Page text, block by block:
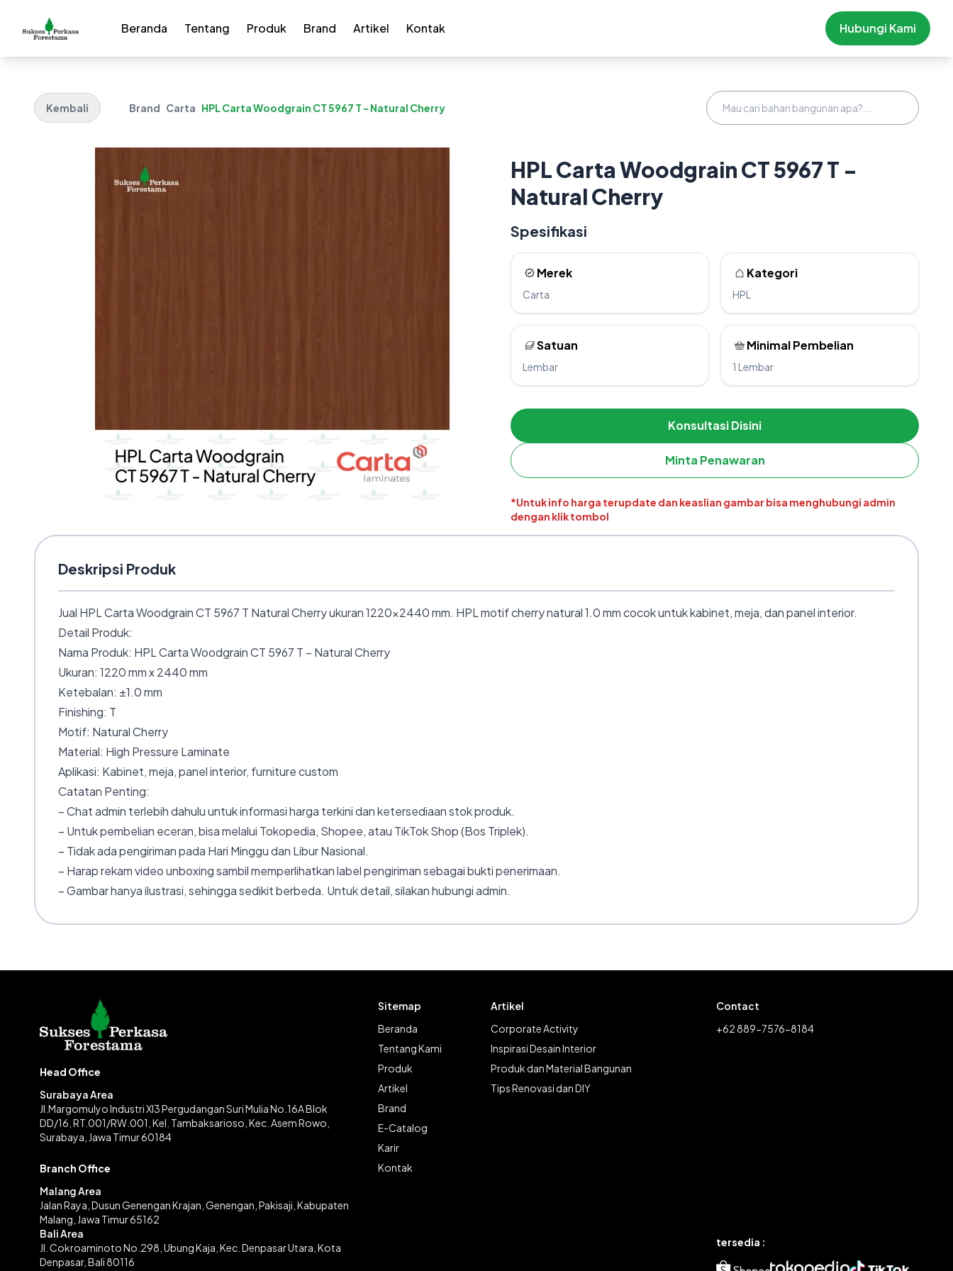
Beranda Tentang Produk Brand Artikel Kontak Hubungi Kami
Kembali Brand Carta HPL Carta Woodgrain CT 5967 T - Natural Cherry
HPL Carta Woodgrain CT 5967 T -
Natural Cherry
Spesifikasi
Merek
Carta
Kategori
HPL
Satuan
Lembar
Minimal Pembelian
1 Lembar
Konsultasi Disini
Minta Penawaran
*Untuk info harga terupdate dan keaslian gambar bisa menghubungi admin
dengan klik tombol
Deskripsi Produk
Jual HPL Carta Woodgrain CT 5967 T Natural Cherry ukuran 1220×2440 mm. HPL motif cherry natural 1.0 mm cocok untuk kabinet, meja, dan panel interior.
Detail Produk:
Nama Produk: HPL Carta Woodgrain CT 5967 T – Natural Cherry
Ukuran: 1220 mm x 2440 mm
Ketebalan: ±1.0 mm
Finishing: T
Motif: Natural Cherry
Material: High Pressure Laminate
Aplikasi: Kabinet, meja, panel interior, furniture custom
Catatan Penting:
– Chat admin terlebih dahulu untuk informasi harga terkini dan ketersediaan stok produk.
– Untuk pembelian eceran, bisa melalui Tokopedia, Shopee, atau TikTok Shop (Bos Triplek).
– Tidak ada pengiriman pada Hari Minggu dan Libur Nasional.
– Harap rekam video unboxing sambil memperlihatkan label pengiriman sebagai bukti penerimaan.
– Gambar hanya ilustrasi, sehingga sedikit berbeda. Untuk detail, silakan hubungi admin.
Head Office
Surabaya Area
Jl.Margomulyo Industri XI3 Pergudangan Suri Mulia No.16A Blok
DD/16, RT.001/RW.001, Kel. Tambaksarioso, Kec. Asem Rowo,
Surabaya, Jawa Timur 60184
Branch Office
Malang Area
Jalan Raya, Dusun Genengan Krajan, Genengan, Pakisaji, Kabupaten
Malang, Jawa Timur 65162
Bali Area
Jl. Cokroaminoto No.298, Ubung Kaja, Kec. Denpasar Utara, Kota
Denpasar, Bali 80116
Sitemap
Beranda
Tentang Kami
Produk
Artikel
Brand
E-Catalog
Karir
Kontak
Artikel
Corporate Activity
Inspirasi Desain Interior
Produk dan Material Bangunan
Tips Renovasi dan DIY
Contact
+62 889-7576-8184
tersedia :